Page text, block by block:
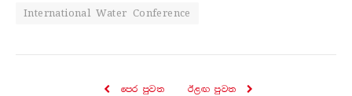
International Water Conference
පෙර පුව​ත ඊළඟ පුව​ත